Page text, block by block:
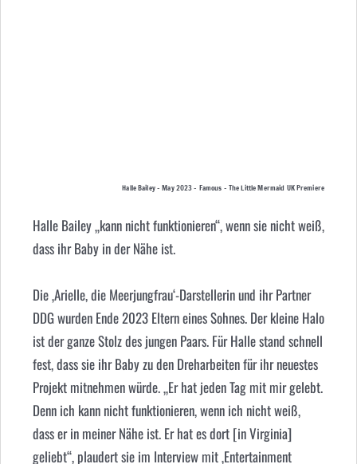
Halle Bailey – May 2023 – Famous – The Little Mermaid UK Premiere
Halle Bailey „kann nicht funktionieren“, wenn sie nicht weiß,
dass ihr Baby in der Nähe ist.
Die ‚Arielle, die Meerjungfrau‘-Darstellerin und ihr Partner
DDG wurden Ende 2023 Eltern eines Sohnes. Der kleine Halo
ist der ganze Stolz des jungen Paars. Für Halle stand schnell
fest, dass sie ihr Baby zu den Dreharbeiten für ihr neuestes
Projekt mitnehmen würde. „Er hat jeden Tag mit mir gelebt.
Denn ich kann nicht funktionieren, wenn ich nicht weiß,
dass er in meiner Nähe ist. Er hat es dort [in Virginia]
geliebt“, plaudert sie im Interview mit ‚Entertainment